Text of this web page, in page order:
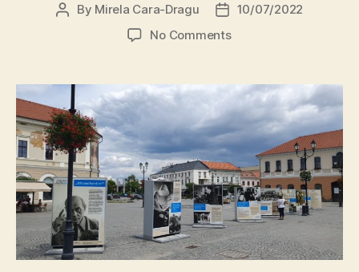
Post
By Mirela Cara-Dragu
Post10/07/2022
No Commentson
Expoziție
exclusiv
limba
maghiară,
la
aniversarea
a
125
de
ani